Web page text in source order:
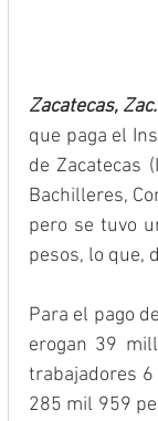
Zacatecas,
que paga el
de Zacatecas
Bachilleres,
pero se tuvo
pesos, lo que,
Para el pago
erogan 39
trabajadores
285 mil 959